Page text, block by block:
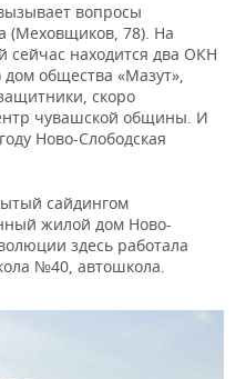
вопросы
(Меховщиков, 78). На
находится два ОКН
общества «Мазут»,
скоро
чувашской общины. И
Ново-Слободская
сайдингом
жилой дом Ново-
здесь работала
№40, автошкола.